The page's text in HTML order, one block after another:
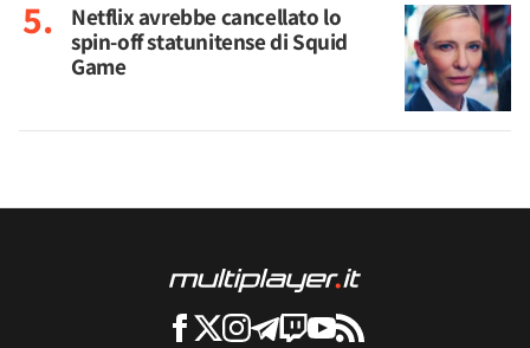
Netflix avrebbe cancellato lo
spin-off statunitense di Squid
Game